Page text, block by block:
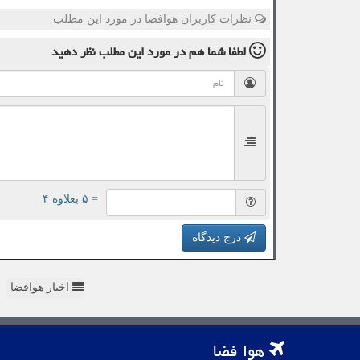
نظرات کاربران هوافضا در مورد این مطلب
لطفا شما همدر مورد این مطلبنظر دهید
= ۵ بعلاوه ۴
درج دیدگاه
اخبار هوافضا
هوا فضا